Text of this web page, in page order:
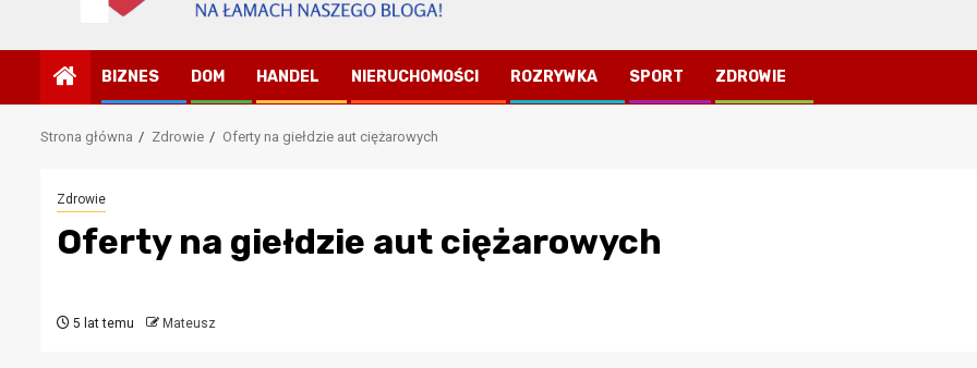
BIZNES DOM HANDEL NIERUCHOMOŚCI ROZRYWKA SPORT ZDROWIE
Strona główna Zdrowie Oferty na giełdzie aut ciężarowych
Zdrowie
Oferty na giełdzie aut ciężarowych
5 lat temu Mateusz